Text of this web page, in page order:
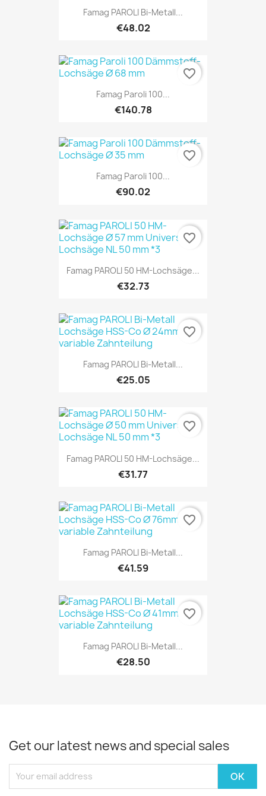
Famag PAROLI Bi-Metall...
€48.02
Famag Paroli 100...
€140.78
favorite_border
Famag Paroli 100...
€90.02
favorite_border
Famag PAROLI 50 HM-Lochsäge...
€32.73
favorite_border
Famag PAROLI Bi-Metall...
€25.05
favorite_border
Famag PAROLI 50 HM-Lochsäge...
€31.77
favorite_border
Famag PAROLI Bi-Metall...
€41.59
favorite_border
Famag PAROLI Bi-Metall...
€28.50
favorite_border
Get our latest news and special sales